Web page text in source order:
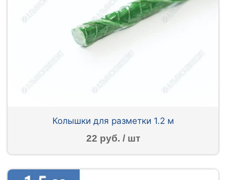
Колышки для разметки 1.2 м
22 руб. / шт